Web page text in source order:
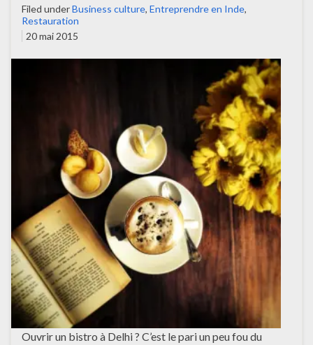
Filed underBusiness culture, Entreprendre en Inde,
Restauration
20 mai 2015
Ouvrir un bistro à Delhi ? C’est le pari un peu fou du